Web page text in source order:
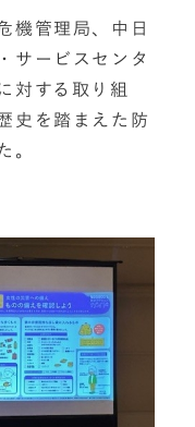
機管理局、中⽇
サービスセンタ
対する取り組
史を踏まえた防
。